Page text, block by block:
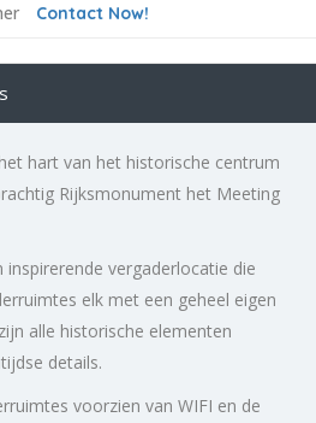
Contact Now!
hart van het historische centrum
Rijksmonument het Meeting
vergaderlocatie die
elk met een geheel eigen
alle historische elementen
details.
voorzien van WIFI en de